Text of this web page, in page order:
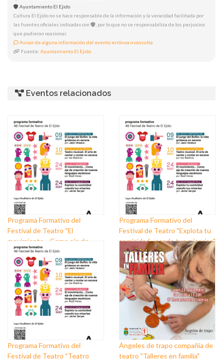
Ayuntamiento El Ejido
Cultura El Ejido no se hace responsable de la información y la veracidad facilitada por
las fuentes oficiales indicadas con
, por lo que no se responsabiliza de los perjuicios
que pudieran ocasionar.
Avisar de alguna información del evento errónea o consulta.
Fuente: Ayuntamiento El Ejido
Eventos relacionados
Programa Formativo del
Festival de Teatro "El
movimiento... Como eje de
creación de nuevos lenguajes
escénicos"
Programa Formativo del
Festival de Teatro "Explota tu
comicidad usando tus miserias"
Programa Formativo del
Festival de Teatro "Teatro
Ángeles de trapo compañía de
teatro "Talleres en familia"